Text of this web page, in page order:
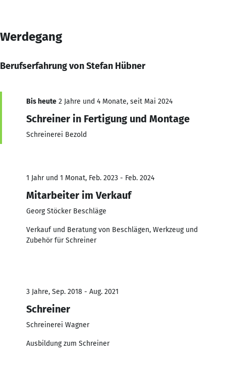
Werdegang
Berufserfahrung von Stefan Hübner
Bis heute 2 Jahre und 4 Monate, seit Mai 2024
Schreiner in Fertigung und Montage
Schreinerei Bezold
1 Jahr und 1 Monat, Feb. 2023 - Feb. 2024
Mitarbeiter im Verkauf
Georg Stöcker Beschläge
Verkauf und Beratung von Beschlägen, Werkzeug und
Zubehör für Schreiner
3 Jahre, Sep. 2018 - Aug. 2021
Schreiner
Schreinerei Wagner
Ausbildung zum Schreiner